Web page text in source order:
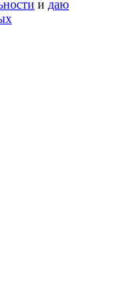
и даю